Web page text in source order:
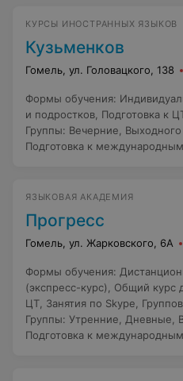
КУРСЫ ИНОСТРАННЫХ ЯЗЫКОВ
Кузьменков
Гомель, ул. Головацкого, 138
Формы обучения:
и подростков Подготовка к
Группы: Вечерние
Подготовка к
ЯЗЫКОВАЯ АКАДЕМИЯ
Прогресс
Гомель, ул. Жарковского, 6А
Формы обучения:
(экспресс-курс)
Общий курс
ЦТ Занятия по Skype
Группы: Утренние Дневные
Подготовка к